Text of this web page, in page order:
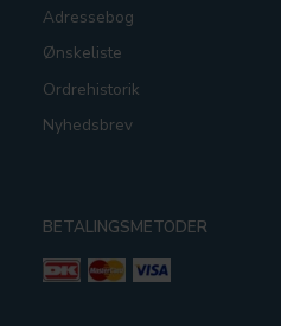
Adressebog
Ønskeliste
Ordrehistorik
Nyhedsbrev
BETALINGSMETODER